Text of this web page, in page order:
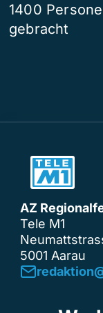
1400
gebracht
AZ
Tele M1
5001 Aarau